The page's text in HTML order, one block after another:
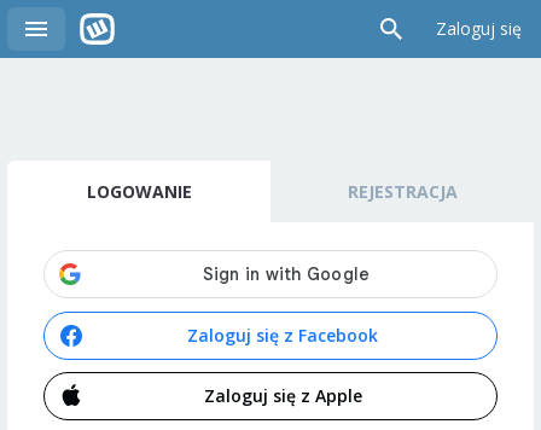
Zaloguj się
LOGOWANIE REJESTRACJA
Zaloguj się z Facebook
Zaloguj się z Apple